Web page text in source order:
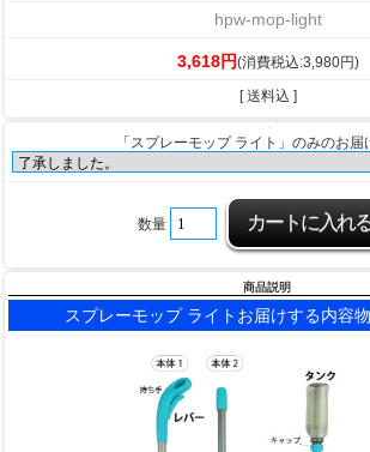
hpw-mop-light
3,618円(消費税込:3,980円)
[ 送料込 ]
「スプレーモップ ライト」のみのお届
数量
商品説明
スプレーモップ ライトお届けする内容